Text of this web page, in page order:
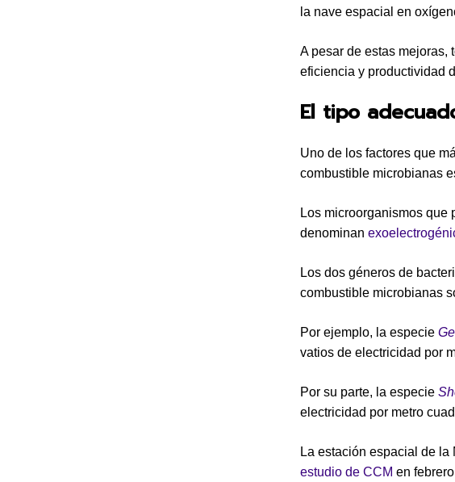
la nave espacial en
A pesar de estas mejoras,
eficiencia y productividad
El tipo
Uno de los factores que
combustible microbianas
Los microorganismos que
denominan
Los dos géneros de
combustible microbianas
Por ejemplo, la especie
vatios de electricidad por
Por su parte, la especie
electricidad por metro
La estación espacial de
estudio de CCM en